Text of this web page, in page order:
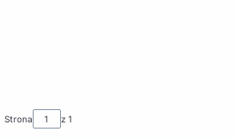
Strona z 1